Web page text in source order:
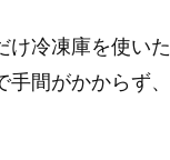
け冷凍庫を使いた
間がかからず、